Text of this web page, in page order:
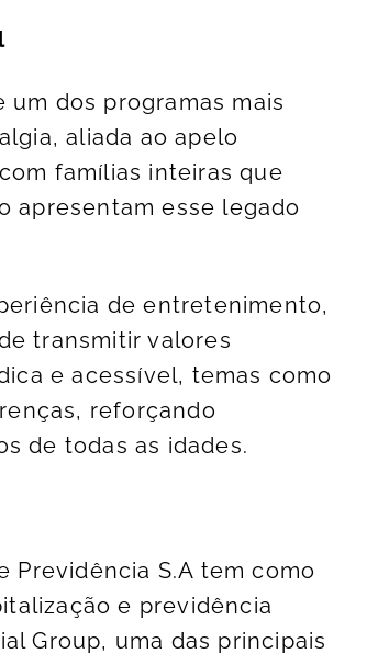
dos programas mais
aliada ao apelo
famílias inteiras que
apresentam esse legado
de entretenimento,
transmitir valores
e acessível, temas como
reforçando
de todas as idades.
Previdência S.A tem como
e previdência
Group, uma das principais